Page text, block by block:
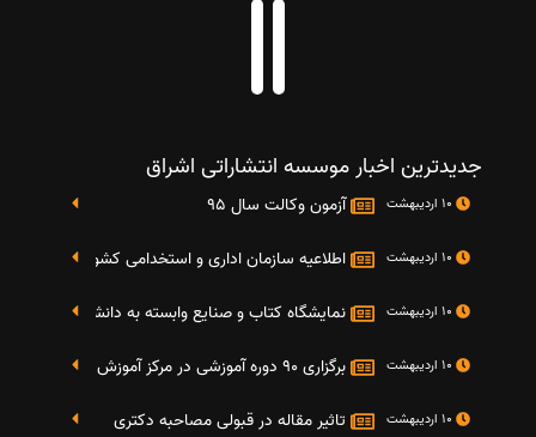
جدیدترین اخبار موسسه انتشاراتی اشراق
آزمون وکالت سال 95
اطلاعیه سازمان اداری و استخدامی کشور در خصوص
نمایشگاه کتاب و صنایع وابسته به دانشگاه صنعتی شریف 4 الی 8 مهر
برگزاری 90 دوره آموزشی در مرکز آموزش فرهنگی دانشگاه علامه
تاثیر مقاله در قبولی مصاحبه دکتری